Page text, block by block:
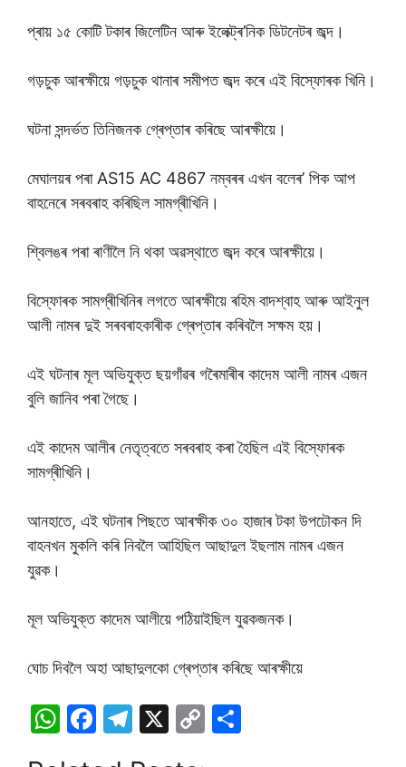
প্ৰায় ১৫ কোটি টকাৰ জিলেটিন আৰু ইলেক্ট্ৰ’নিক ডিটনেটৰ জব্দ।
গড়চুক আৰক্ষীয়ে গড়চুক থানাৰ সমীপত জব্দ কৰে এই বিস্ফোৰক খিনি।
ঘটনা সন্দৰ্ভত তিনিজনক গ্ৰেপ্তাৰ কৰিছে আৰক্ষীয়ে।
মেঘালয়ৰ পৰা AS15 AC 4867 নম্বৰৰ এখন বলেৰ’ পিক আপ
বাহনেৰে সৰবৰাহ কৰিছিল সামগ্ৰীখিনি।
শ্বিলঙৰ পৰা ৰাণীলৈ নি থকা অৱস্থাতে জব্দ কৰে আৰক্ষীয়ে।
বিস্ফোৰক সামগ্ৰীখিনিৰ লগতে আৰক্ষীয়ে ৰহিম বাদশ্বাহ আৰু আইনুল
আলী নামৰ দুই সৰবৰাহকাৰীক গ্ৰেপ্তাৰ কৰিবলৈ সক্ষম হয়।
এই ঘটনাৰ মূল অভিযুক্ত ছয়গাঁৱৰ গৰৈমাৰীৰ কাদেম আলী নামৰ এজন
বুলি জানিব পৰা গৈছে।
এই কাদেম আলীৰ নেতৃত্বতে সৰবৰাহ কৰা হৈছিল এই বিস্ফোৰক
সামগ্ৰীখিনি।
আনহাতে, এই ঘটনাৰ পিছতে আৰক্ষীক ৩০ হাজাৰ টকা উপঢৌকন দি
বাহনখন মুকলি কৰি নিবলৈ আহিছিল আছাদুল ইছলাম নামৰ এজন
যুৱক।
মূল অভিযুক্ত কাদেম আলীয়ে পঠিয়াইছিল যুৱকজনক।
ঘোচ দিবলৈ অহা আছাদুলকো গ্ৰেপ্তাৰ কৰিছে আৰক্ষীয়ে
W F
T
X
C